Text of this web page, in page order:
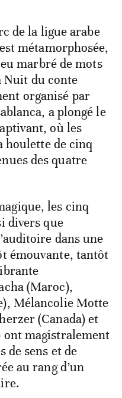
de la ligue arabe
métamorphosée,
marbré de mots
Nuit du conte
organisé par
a plongé le
où les
houlette de cinq
des quatre
les cinq
divers que
dans une
émouvante, tantôt
(Maroc),
Mélancolie Motte
(Canada) et
ont magistralement
de sens et de
au rang d’un